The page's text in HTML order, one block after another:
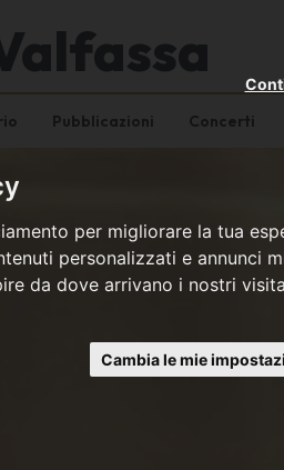
per migliorare la tua
personalizzati e annunci
da dove arrivano i nostri
Cambia le mie
Pubblicazioni Concerti